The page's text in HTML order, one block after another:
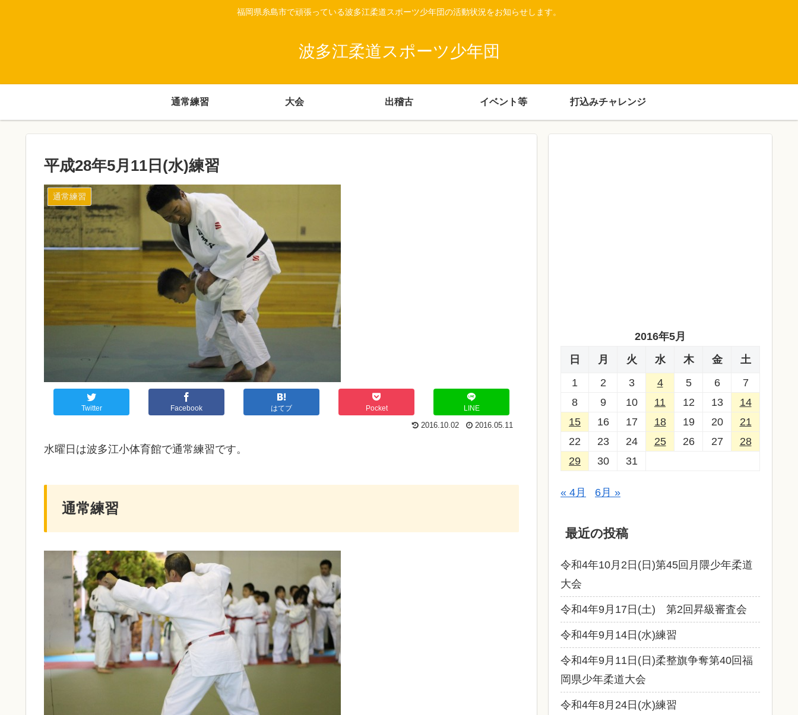
福岡県糸島市で頑張っている波多江柔道スポーツ少年団の活動状況をお知らせします。
波多江柔道スポーツ少年団
通常練習 大会 出稽古 イベント等 打込みチャレンジ
平成28年5月11日(水)練習
通常練習
Twitter Facebook はてブ Pocket LINE
2016.10.02 2016.05.11
水曜日は波多江小体育館で通常練習です。
通常練習
2016年5月
日
月 火 水 木 金
土
1
2 3 4 5 6
7
8
9 10 11 12 13
14
15
16 17 18 19 20
21
22
23 24 25 26 27
28
29
30 31
« 4月 6月 »
最近の投稿
令和4年10月2日(日)第45回月隈少年柔道
大会
令和4年9月17日(土) 第2回昇級審査会
令和4年9月14日(水)練習
令和4年9月11日(日)柔整旗争奪第40回福
岡県少年柔道大会
令和4年8月24日(水)練習